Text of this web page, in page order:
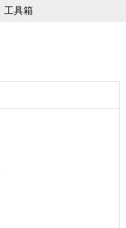
工具箱